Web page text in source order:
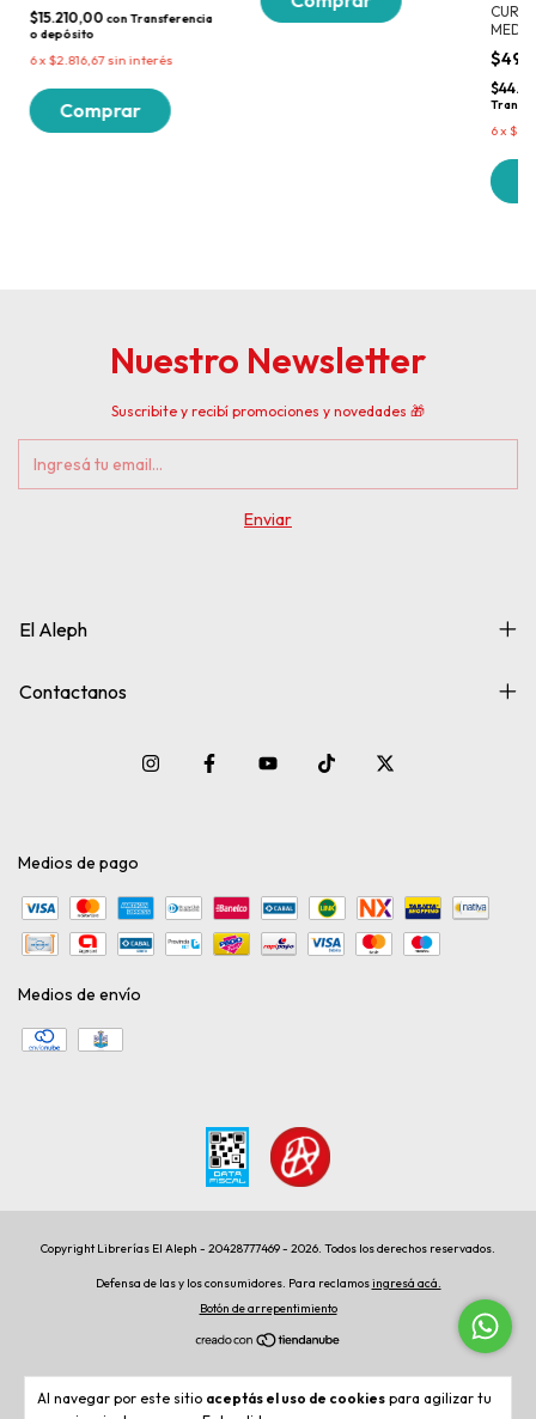
Al navegar por este sitio aceptás el uso de cookies para agilizar tu
$15.210,00 con Transferencia
o depósito
6x $2.816,67sin interés
Barrio
6x
Nuestro Newsletter
Suscribite y recibí promociones y novedades 🎁
El Aleph
Contactanos
Medios de pago
Medios de envío
Copyright Librerías El Aleph - 20428777469 - 2026. Todos los derechos reservados.
Defensa de las y los consumidores. Para reclamosingresá acá.
Botón de arrepentimiento